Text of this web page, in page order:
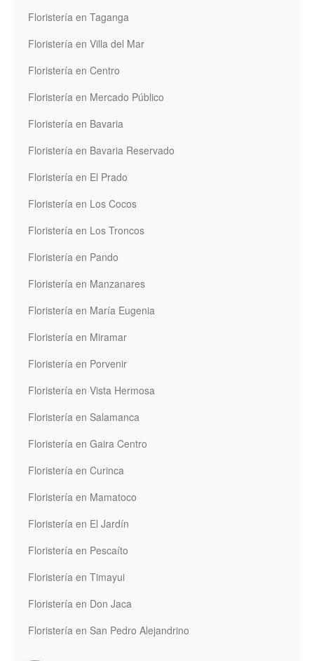
Floristería en Taganga
Floristería en Villa del Mar
Floristería en Centro
Floristería en Mercado Público
Floristería en Bavaria
Floristería en Bavaria Reservado
Floristería en El Prado
Floristería en Los Cocos
Floristería en Los Troncos
Floristería en Pando
Floristería en Manzanares
Floristería en María Eugenia
Floristería en Miramar
Floristería en Porvenir
Floristería en Vista Hermosa
Floristería en Salamanca
Floristería en Gaira Centro
Floristería en Curinca
Floristería en Mamatoco
Floristería en El Jardín
Floristería en Pescaíto
Floristería en Timayui
Floristería en Don Jaca
Floristería en San Pedro Alejandrino